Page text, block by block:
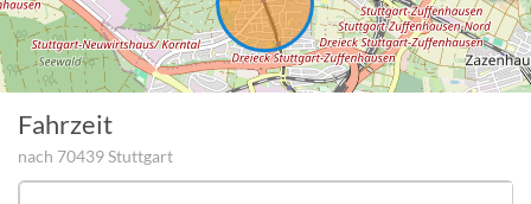
Fahrzeit
nach 70439 Stuttgart
Startpunkt